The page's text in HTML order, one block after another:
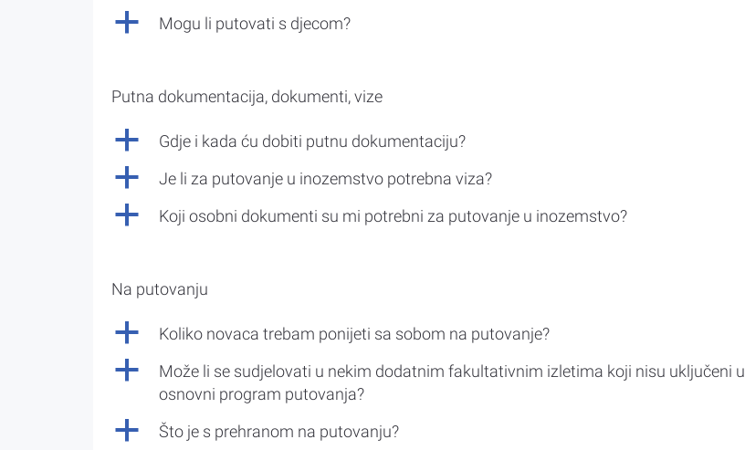
a Mogu li putovati s djecom?
Putna dokumentacija, dokumenti, vize
a Gdje i kada ću dobiti putnu dokumentaciju?
a Je li za putovanje u inozemstvo potrebna viza?
a Koji osobni dokumenti su mi potrebni za putovanje u inozemstvo?
Na putovanju
a Koliko novaca trebam ponijeti sa sobom na putovanje?
a
Može li se sudjelovati u nekim dodatnim fakultativnim izletima koji nisu uključeni u
osnovni program putovanja?
a Što je s prehranom na putovanju?